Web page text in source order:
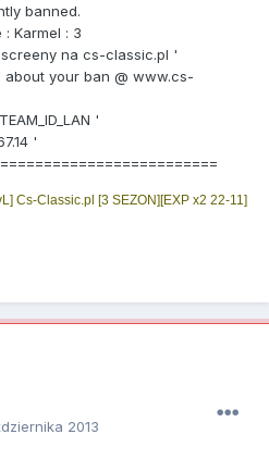
banned.
: Karmel : 3
screeny na cs-classic.pl '
about your ban @ www.cs-
'
'
Cs-Classic.pl [3 SEZON][EXP x2 22-11]
2013